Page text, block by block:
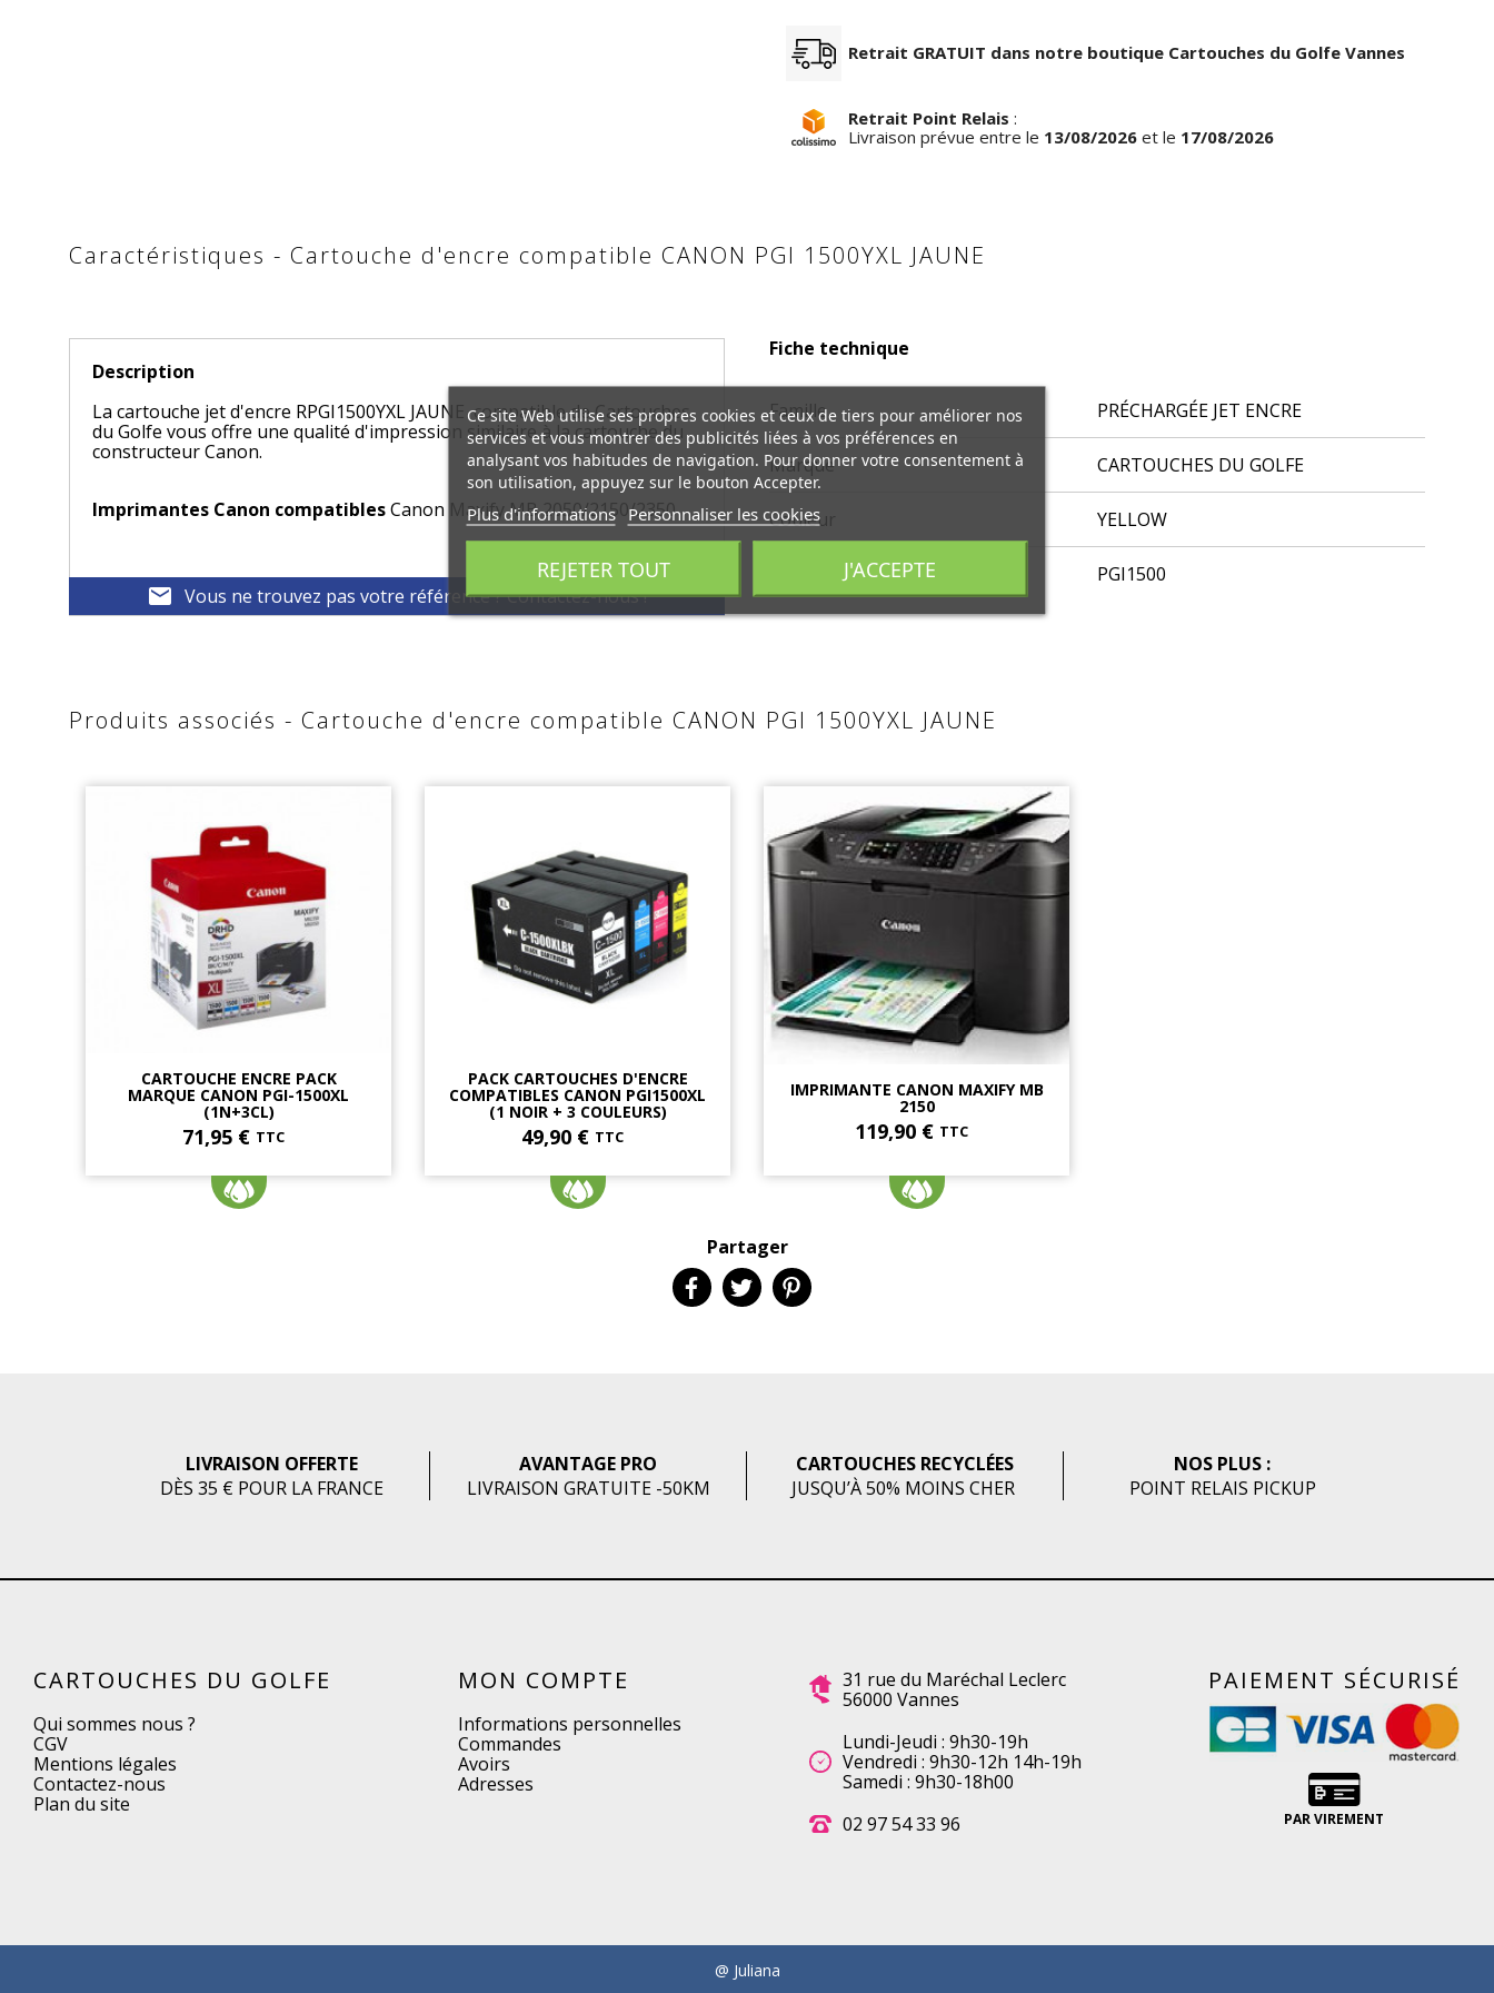
Retrait GRATUIT dans notre boutique Cartouches du Golfe Vannes
Retrait Point Relais :
Livraison prévue entre le 13/08/2026 et le 17/08/2026
Caractéristiques - Cartouche d'encre compatible CANON PGI 1500YXL JAUNE
Description
La cartouche jet d'encre RPGI1500YXL JAUNE compatible de Cartouches
du Golfe vous offre une qualité d'impression similaire à la cartouche du
constructeur Canon.
Imprimantes Canon compatiblesCanon Maxify MB 2050/2150/2350
mail Vous ne trouvez pas votre référence ? Contactez-nous !
Fiche technique
Famille PRÉCHARGÉE JET ENCRE
Marque CARTOUCHES DU GOLFE
Couleur YELLOW
Référence D'origine PGI1500
Produits associés - Cartouche d'encre compatible CANON PGI 1500YXL JAUNE
CARTOUCHE ENCRE PACK
MARQUE CANON PGI-1500XL
(1N+3CL)
71,95 € TTC
PACK CARTOUCHES D'ENCRE
COMPATIBLES CANON PGI1500XL
(1 NOIR + 3 COULEURS)
49,90 € TTC
IMPRIMANTE CANON MAXIFY MB
2150
119,90 € TTC
Partager
LIVRAISON OFFERTE
DÈS 35 € POUR LA FRANCE
AVANTAGE PRO
LIVRAISON GRATUITE -50KM
CARTOUCHES RECYCLÉES
JUSQU’À 50% MOINS CHER
NOS PLUS :
POINT RELAIS PICKUP
Ce site Web utilise ses propres cookies et ceux de tiers pour améliorer nos
services et vous montrer des publicités liées à vos préférences en
analysant vos habitudes de navigation. Pour donner votre consentement à
son utilisation, appuyez sur le bouton Accepter.
Plus d'informations Personnaliser les cookies
REJETER TOUT J'ACCEPTE
CARTOUCHES DU GOLFE
Qui sommes nous ?
CGV
Mentions légales
Contactez-nous
Plan du site
MON COMPTE
Informations personnelles
Commandes
Avoirs
Adresses
31 rue du Maréchal Leclerc
56000 Vannes
Lundi-Jeudi : 9h30-19h
Vendredi : 9h30-12h 14h-19h
Samedi : 9h30-18h00
02 97 54 33 96
PAIEMENT SÉCURISÉ
PAR VIREMENT
@ Juliana